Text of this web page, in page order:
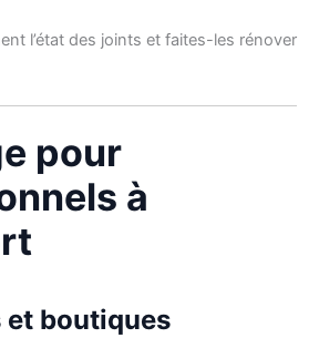
l’état des joints et faites-les rénover
pour
à
et boutiques